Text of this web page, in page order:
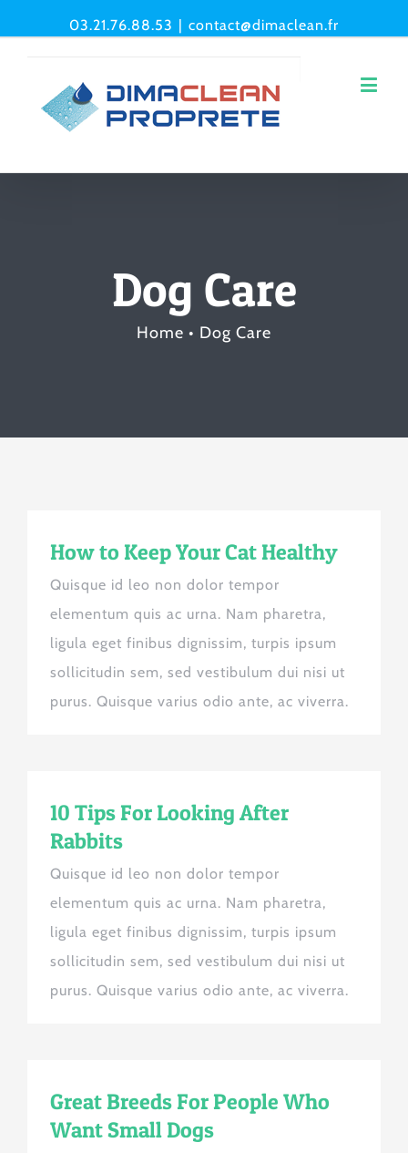
03.21.76.88.53 | contact@dimaclean.fr
Dog Care
Home • Dog Care
How to Keep Your Cat Healthy
Quisque id leo non dolor tempor
elementum quis ac urna. Nam pharetra,
ligula eget finibus dignissim, turpis ipsum
sollicitudin sem, sed vestibulum dui nisi ut
purus. Quisque varius odio ante, ac viverra.
10 Tips For Looking After
Rabbits
Quisque id leo non dolor tempor
elementum quis ac urna. Nam pharetra,
ligula eget finibus dignissim, turpis ipsum
sollicitudin sem, sed vestibulum dui nisi ut
purus. Quisque varius odio ante, ac viverra.
Great Breeds For People Who
Want Small Dogs